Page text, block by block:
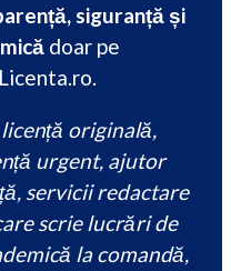
siguranță și
doar pe
originală,
urgent, ajutor
servicii redactare
scrie lucrări de
la comandă,